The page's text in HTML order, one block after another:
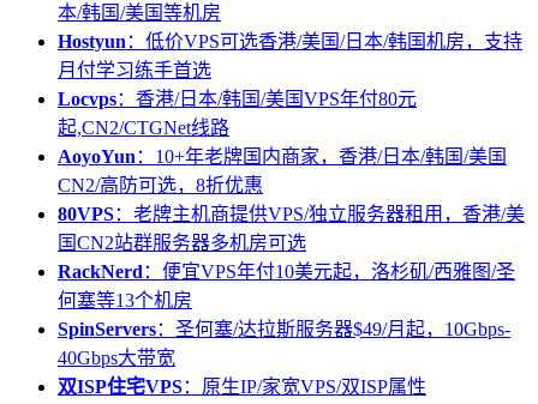
本/韩国/美国等机房
Hostyun ：低价VPS可选香港/美国/日本/韩国机房，支持
月付学习练手首选
Locvps：香港/日本/韩国/美国VPS年付80元
起,CN2/CTGNet线路
AoyoYun ：10+年老牌国内商家，香港/日本/韩国/美国
CN2/高防可选，8折优惠
80VPS：老牌主机商提供VPS/独立服务器租用，香港/美
国CN2站群服务器多机房可选
RackNerd ：便宜VPS年付10美元起，洛杉矶/西雅图/圣
何塞等13个机房
SpinServers：圣何塞/达拉斯服务器$49/月起，10Gbps-
40Gbps大带宽
双ISP住宅VPS：原生IP/家宽VPS/双ISP属性